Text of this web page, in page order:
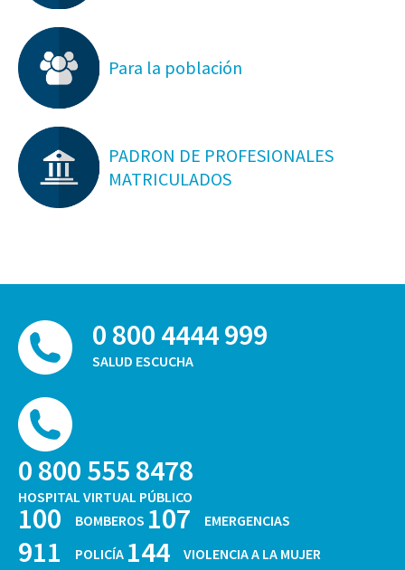
Para la población
PADRON DE PROFESIONALES
MATRICULADOS
0 800 4444 999
SALUD ESCUCHA
0 800 555 8478
HOSPITAL VIRTUAL PÚBLICO
100 BOMBEROS 107 EMERGENCIAS
911 POLICÍA 144 VIOLENCIA A LA MUJER